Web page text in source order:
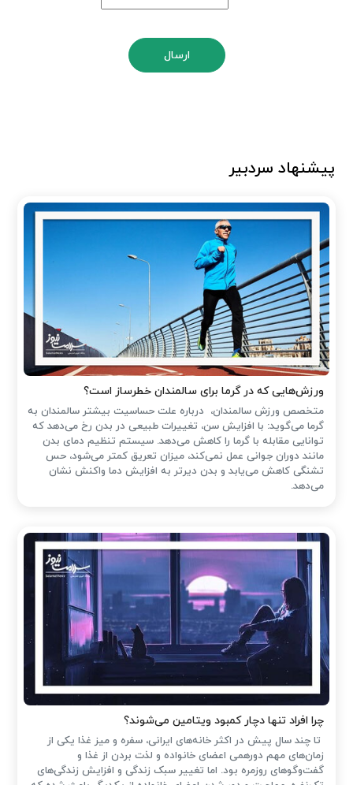
ارسال
پیشنهاد سردبیر
ورزش‌هایی که در گرما برای سالمندان خطرساز است؟
متخصص ورزش سالمندان، درباره علت حساسیت بیشتر سالمندان به
گرما می‌گوید: با افزایش سن، تغییرات طبیعی در بدن رخ می‌دهد که
توانایی مقابله با گرما را کاهش می‌دهد. سیستم تنظیم دمای بدن
مانند دوران جوانی عمل نمی‌کند، میزان تعریق کمتر می‌شود، حس
تشنگی کاهش می‌یابد و بدن دیرتر به افزایش دما واکنش نشان
می‌دهد.
چرا افراد تنها دچار کمبود ویتامین می‌شوند؟
تا چند سال پیش در اکثر خانه‌های ایرانی، سفره و میز غذا یکی از
زمان‌های مهم دورهمی اعضای خانواده و لذت بردن از غذا و
گفت‌وگوهای روزمره بود. اما تغییر سبک زندگی و افزایش زندگی‌های